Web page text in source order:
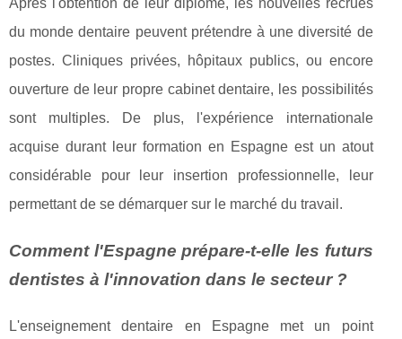
du monde dentaire peuvent prétendre à une diversité de
postes. Cliniques privées, hôpitaux publics, ou encore
ouverture de leur propre cabinet dentaire, les possibilités
sont multiples. De plus, l'expérience internationale
acquise durant leur formation en Espagne est un atout
considérable pour leur insertion professionnelle, leur
permettant de se démarquer sur le marché du travail.
Comment l'Espagne prépare-t-elle les futurs
dentistes à l'innovation dans le secteur ?
L'enseignement dentaire en Espagne met un point